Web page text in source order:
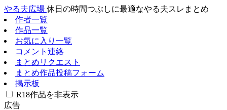
やる夫広場 休日の時間つぶしに最適なやる夫スレまとめ
作者一覧
作品一覧
お気に入り一覧
コメント連絡
まとめリクエスト
まとめ作品投稿フォーム
掲示板
R18作品を非表示
広告